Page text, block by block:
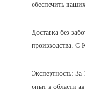
обеспечить
Доставка без
производства. С
Экспертность: За
опыт в области